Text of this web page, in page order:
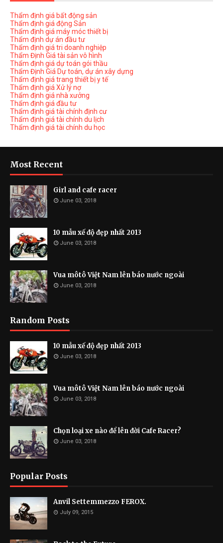
Thẩm định giá bất động sản
Thẩm định giá động Sản
Thẩm định giá máy móc thiết bị
Thẩm định dự án đầu tư
Thẩm định giá tri doanh nghiệp
Thẩm Định Giá tài sản vô hình
Thẩm định giá dự toán gói thầu
Thẩm Định Giá Dự toán, dự án xây dựng
Thẩm định giá trang thiết bị y tế
Thẩm định giá Xử lý nợ
Thẩm định giá nhà xưởng
Thẩm định giá đầu tư
Thẩm định giá tài chính định cư
Thẩm định giá tài chính du lịch
Thẩm định giá tài chính du học
Most Recent
Girl and cafe racer
June 03, 2018
10 mẫu xế độ đẹp nhất 2013
June 03, 2018
Vua môtô Việt Nam lên báo nước ngoài
June 03, 2018
Random Posts
10 mẫu xế độ đẹp nhất 2013
June 03, 2018
Vua môtô Việt Nam lên báo nước ngoài
June 03, 2018
Chọn loại xe nào để lên đời Cafe Racer?
June 03, 2018
Popular Posts
Anvil Settemmezzo FEROX.
July 09, 2015